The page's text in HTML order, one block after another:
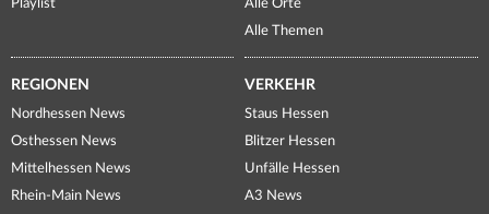
Playlist
Alle Orte
Alle Themen
REGIONEN
Nordhessen News
Osthessen News
Mittelhessen News
Rhein-Main News
VERKEHR
Staus Hessen
Blitzer Hessen
Unfälle Hessen
A3 News